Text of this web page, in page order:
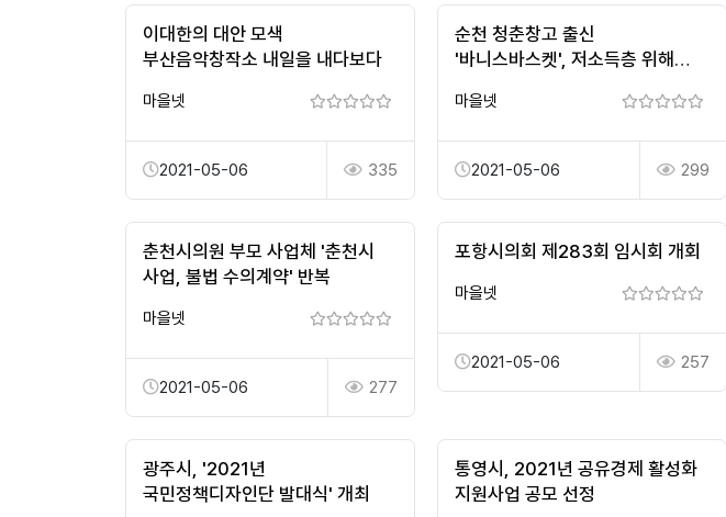
이대한의 대안 모색
부산음악창작소 내일을 내다보다
마을넷
2021-05-06 335
순천 청춘창고 출신
'바니스바스켓', 저소득층 위해
마을넷
2021-05-06 299
춘천시의원 부모 사업체 '춘천시
사업, 불법 수의계약' 반복
마을넷
2021-05-06 277
포항시의회 제283회 임시회 개회
마을넷
2021-05-06 257
광주시, '2021년
국민정책디자인단 발대식' 개최
통영시, 2021년 공유경제 활성화
지원사업 공모 선정